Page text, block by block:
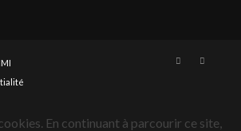
En continuant à parcourir ce site,